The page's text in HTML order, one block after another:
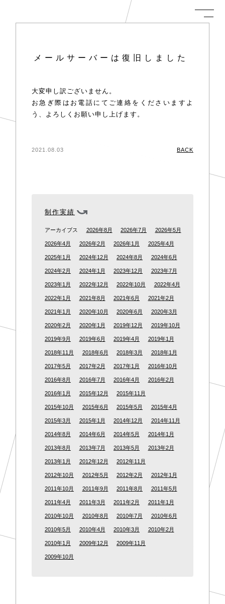
メールサーバーは復旧しました
大変申し訳ございません。
お急ぎ際はお電話にてご連絡をくださいますよ
う、よろしくお願い申し上げます。
2021.08.03 BACK
制作実績
アーカイブス 2026年8月 2026年7月 2026年5月
2026年4月 2026年2月 2026年1月 2025年4月
2025年1月 2024年12月 2024年8月 2024年6月
2024年2月 2024年1月 2023年12月 2023年7月
2023年1月 2022年12月 2022年10月 2022年4月
2022年1月 2021年8月 2021年6月 2021年2月
2021年1月 2020年10月 2020年6月 2020年3月
2020年2月 2020年1月 2019年12月 2019年10月
2019年9月 2019年6月 2019年4月 2019年1月
2018年11月 2018年6月 2018年3月 2018年1月
2017年5月 2017年2月 2017年1月 2016年10月
2016年8月 2016年7月 2016年4月 2016年2月
2016年1月 2015年12月 2015年11月
2015年10月 2015年6月 2015年5月 2015年4月
2015年3月 2015年1月 2014年12月 2014年11月
2014年8月 2014年6月 2014年5月 2014年1月
2013年8月 2013年7月 2013年5月 2013年2月
2013年1月 2012年12月 2012年11月
2012年10月 2012年5月 2012年2月 2012年1月
2011年10月 2011年9月 2011年8月 2011年5月
2011年4月 2011年3月 2011年2月 2011年1月
2010年10月 2010年8月 2010年7月 2010年6月
2010年5月 2010年4月 2010年3月 2010年2月
2010年1月 2009年12月 2009年11月
2009年10月